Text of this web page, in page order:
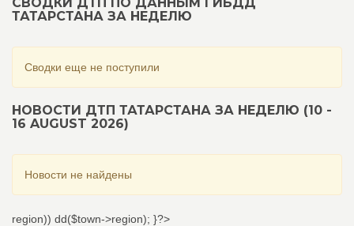
ТАТАРСТАНА ЗА НЕДЕЛЮ
Сводки еще не поступили
НОВОСТИ ДТП ТАТАРСТАНА ЗА НЕДЕЛЮ (10 -
16 AUGUST 2026)
Новости не найдены
region)) dd($town->region); }?>